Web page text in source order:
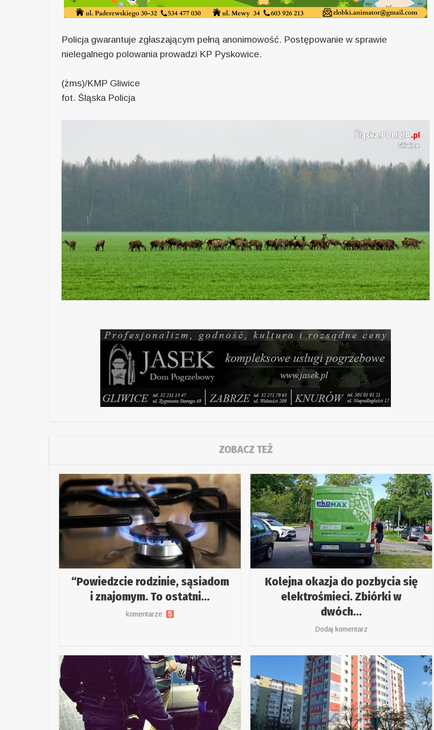
Policja gwarantuje zgłaszającym pełną anonimowość. Postępowanie w sprawie
nielegalnego polowania prowadzi KP Pyskowice.
(żms)/KMP Gliwice
fot. Śląska Policja
ZOBACZ TEŻ
“Powiedzcie rodzinie, sąsiadom
i znajomym. To ostatni...
komentarze: 5
Kolejna okazja do pozbycia się
elektrośmieci. Zbiórki w
dwóch...
Dodaj komentarz